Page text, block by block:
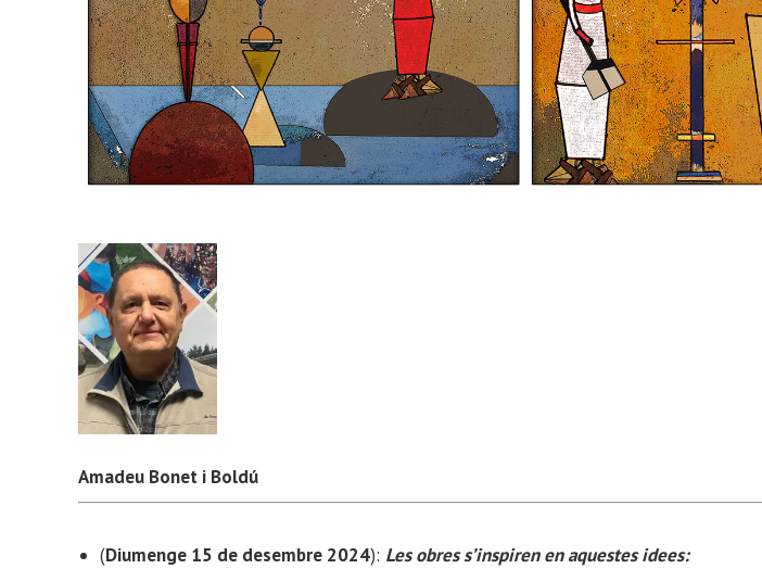
Amadeu Bonet i Boldú
(Diumenge 15 de desembre 2024): Les obres s’inspiren en aquestes idees: